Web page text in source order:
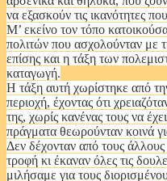
να εξασκούν τις ικανότητες
Μ’ εκείνο τον τόπο
πολιτών που ασχολούνταν με
επίσης και η τάξη των
καταγωγή.
Η τάξη αυτή χωρίστηκε από
περιοχή, έχοντας ότι
της, χωρίς κανένας τους να
πράγματα θεωρούνταν κοινά
Δεν δέχονταν από τους
τροφή κι έκαναν όλες τις
μιλήσαμε για τους